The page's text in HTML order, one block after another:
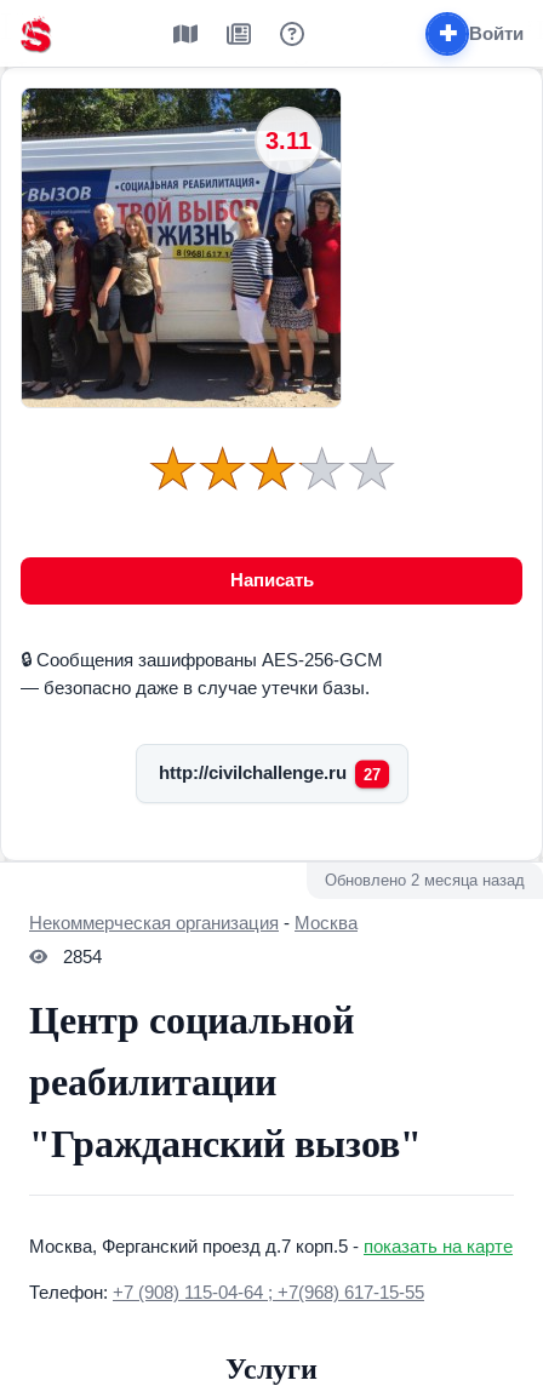
✚ Войти
3.11
Написать
🔒 Сообщения зашифрованы AES-256-GCM
— безопасно даже в случае утечки базы.
http://civilchallenge.ru 27
Некоммерческая организация - Москва
2854
Центр социальной
реабилитации
"Гражданский вызов"
Москва, Ферганский проезд д.7 корп.5 - показать на карте
Телефон: +7 (908) 115-04-64 ; +7(968) 617-15-55
Обновлено 2 месяца назад
Услуги